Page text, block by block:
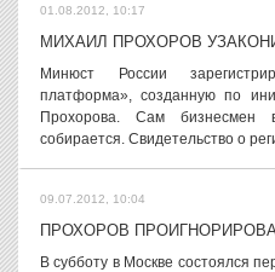
01.08.2012, 10:17
МИХАИЛ ПРОХОРОВ
Минюст России
платформа», созданную по
Прохорова. Сам
собирается. Свидетельство о
09.07.2012, 10:04
ПРОХОРОВ
В субботу в Москве состоялся